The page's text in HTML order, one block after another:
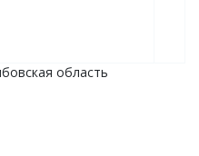
область